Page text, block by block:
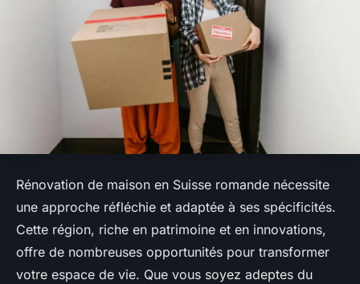
Rénovation de maison en Suisse romande nécessite
une approche réfléchie et adaptée à ses spécificités.
Cette région, riche en patrimoine et en innovations,
offre de nombreuses opportunités pour transformer
votre espace de vie. Que vous soyez adeptes du